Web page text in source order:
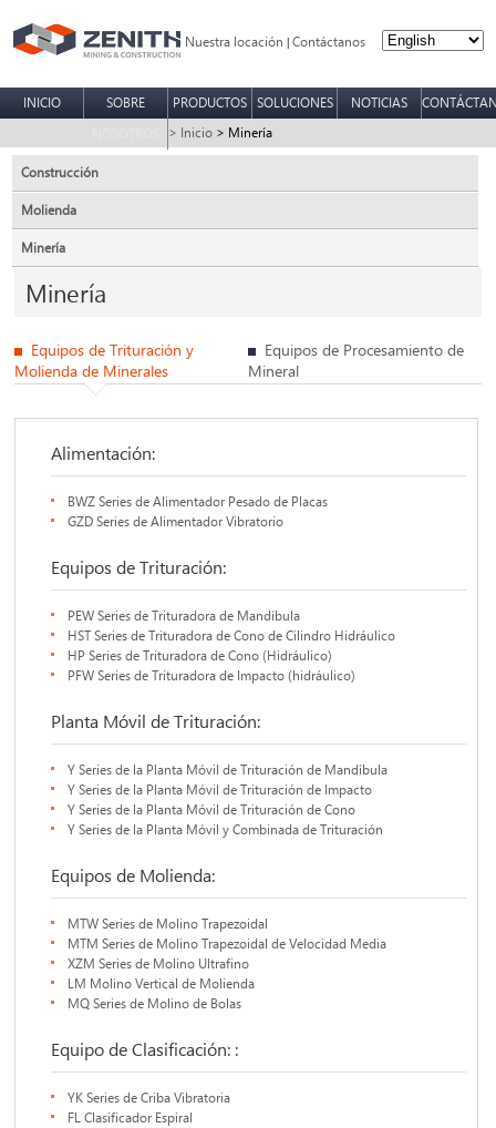
Nuestra locación | Contáctanos
INICIO
SOBRE
PRODUCTOS SOLUCIONES NOTICIAS
> Inicio > Minería
Construcción
Molienda
Minería
Minería
Equipos de Trituración y
Molienda de Minerales
Equipos de Procesamiento de
Mineral
Alimentación:
BWZ Series de Alimentador Pesado de Placas
GZD Series de Alimentador Vibratorio
Equipos de Trituración:
PEW Series de Trituradora de Mandíbula
HST Series de Trituradora de Cono de Cilindro Hidráulico
HP Series de Trituradora de Cono (Hidráulico)
PFW Series de Trituradora de Impacto (hidráulico)
Planta Móvil de Trituración:
Y Series de la Planta Móvil de Trituración de Mandíbula
Y Series de la Planta Móvil de Trituración de Impacto
Y Series de la Planta Móvil de Trituración de Cono
Y Series de la Planta Móvil y Combinada de Trituración
Equipos de Molienda:
MTW Series de Molino Trapezoidal
MTM Series de Molino Trapezoidal de Velocidad Media
XZM Series de Molino Ultrafino
LM Molino Vertical de Molienda
MQ Series de Molino de Bolas
Equipo de Clasificación: :
YK Series de Criba Vibratoria
FL Clasificador Espiral